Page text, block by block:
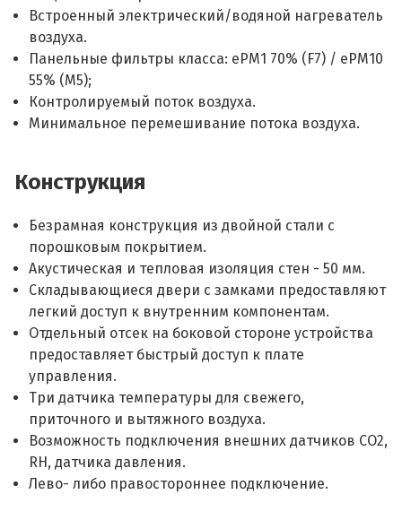
Встроенный электрический/водяной нагреватель
воздуха.
Панельные фильтры класса: ePM1 70% (F7) / ePM10
55% (M5);
Контролируемый поток воздуха.
Минимальное перемешивание потока воздуха.
Конструкция
Безрамная конструкция из двойной стали с
порошковым покрытием.
Акустическая и тепловая изоляция стен - 50 мм.
Складывающиеся двери с замками предоставляют
легкий доступ к внутренним компонентам.
Отдельный отсек на боковой стороне устройства
предоставляет быстрый доступ к плате
управления.
Три датчика температуры для свежего,
приточного и вытяжного воздуха.
Возможность подключения внешних датчиков СO2,
RH, датчика давления.
Лево- либо правостороннее подключение.